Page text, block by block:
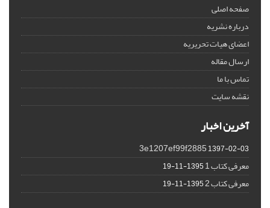
صفحه اصلی
درباره نشریه
اعضای هیات تحریریه
ارسال مقاله
تماس با ما
نقشه سایت
آخرین اخبار
3e1207ef99f28851397-02-03
معرفی کتاب 1 1395-11-19
معرفی کتاب 2 1395-11-19